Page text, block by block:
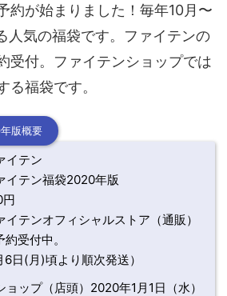
約が始まりました！毎年10月〜
人気の福袋です。ファイテンの
受付。ファイテンショップでは
る福袋です。
版概要
イテン
イテン福袋2020年版
円
イテンオフィシャルストア（通販）
受付中。
6日(月)頃より順次発送）
ョップ（店頭）2020年1月1日（水）